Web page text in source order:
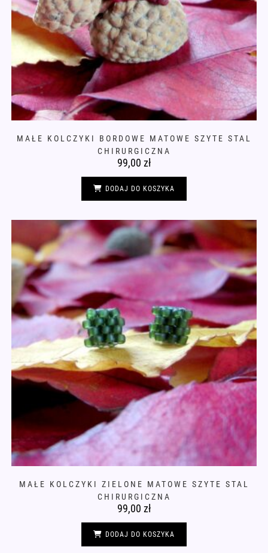
MAŁE KOLCZYKI BORDOWE MATOWE SZYTE STAL
CHIRURGICZNA
99,00 zł
DODAJ DO KOSZYKA
MAŁE KOLCZYKI ZIELONE MATOWE SZYTE STAL
CHIRURGICZNA
99,00 zł
DODAJ DO KOSZYKA